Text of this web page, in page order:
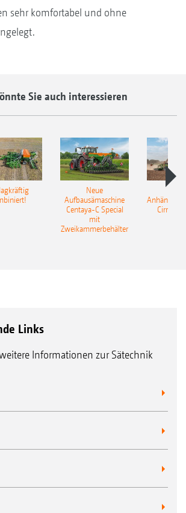
sehr komfortabel und ohne
Sie auch interessieren
Neue
Aufbausämaschine
Centaya-C Special
mit
Zweikammerbehälter
Cirrus
Links
Informationen zur Sätechnik